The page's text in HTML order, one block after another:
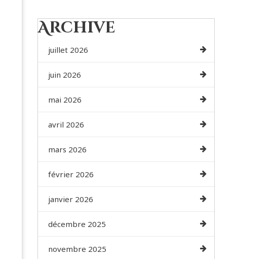
Archive
juillet 2026
juin 2026
mai 2026
avril 2026
mars 2026
février 2026
janvier 2026
décembre 2025
novembre 2025